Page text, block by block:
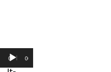
00:00 00:00
“Is-